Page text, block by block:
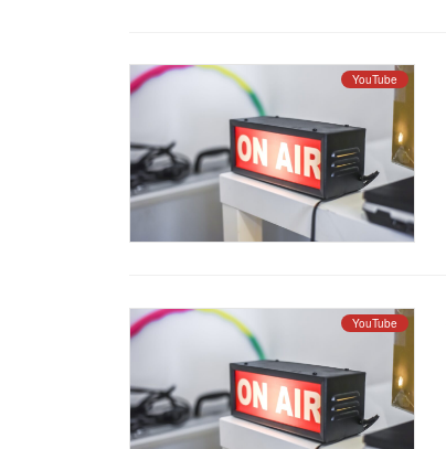
YouTube
YouTube